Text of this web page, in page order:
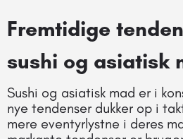
Fremtidige
sushi og asiatisk
Sushi og asiatisk mad er i
nye tendenser dukker op i
mere eventyrlystne i deres